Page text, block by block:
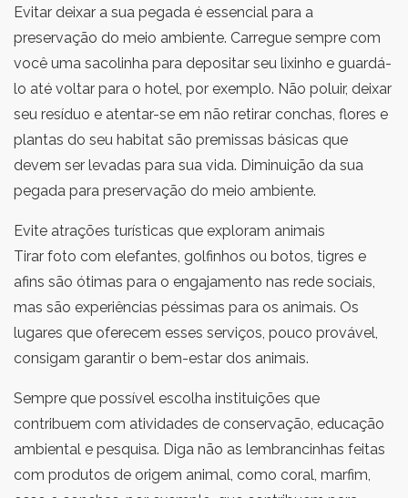
Evitar deixar a sua pegada é essencial para a
preservação do meio ambiente. Carregue sempre com
você uma sacolinha para depositar seu lixinho e guardá-
lo até voltar para o hotel, por exemplo. Não poluir, deixar
seu resíduo e atentar-se em não retirar conchas, flores e
plantas do seu habitat são premissas básicas que
devem ser levadas para sua vida. Diminuição da sua
pegada para preservação do meio ambiente.
Evite atrações turísticas que exploram animais
Tirar foto com elefantes, golfinhos ou botos, tigres e
afins são ótimas para o engajamento nas rede sociais,
mas são experiências péssimas para os animais. Os
lugares que oferecem esses serviços, pouco provável,
consigam garantir o bem-estar dos animais.
Sempre que possível escolha instituições que
contribuem com atividades de conservação, educação
ambiental e pesquisa. Diga não as lembrancinhas feitas
com produtos de origem animal, como coral, marfim,